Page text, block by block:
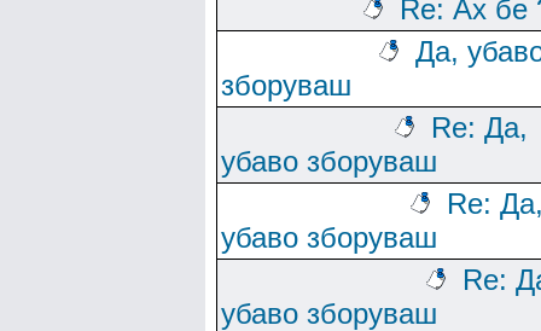
Re: Ах бе
Да,
зборуваш
Re: Да,
убаво зборуваш
Re:
убаво зборуваш
Re:
убаво зборуваш